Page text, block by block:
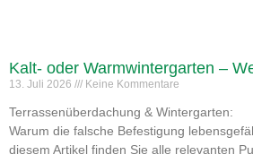
Kalt- oder Warmwintergarten –
13. Juli 2026 Keine Kommentare
Terrassenüberdachung & Wintergarten:
Warum die falsche Befestigung
diesem Artikel finden Sie alle relevanten